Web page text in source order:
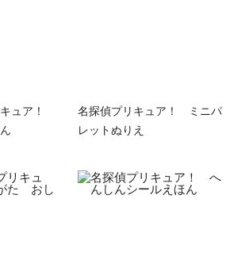
ュア！
名探偵プリキュア！ ミニパ
レットぬりえ